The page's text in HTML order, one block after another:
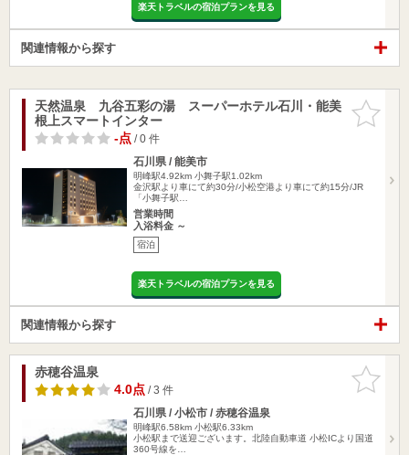
楽天トラベルの宿泊プランを見る
関連情報から探す
お気に入
りに追加
天然温泉 九谷五彩の湯 スーパーホテル石川・能美
根上スマートインター
-点/ 0 件
石川県 / 能美市
明峰駅4.92km 小舞子駅1.02km
金沢駅より車にて約30分/小松空港より車にて約15分/JR
「小舞子駅…
営業時間
入浴料金 ～
宿泊
楽天トラベルの宿泊プランを見る
関連情報から探す
お気に入
りに追加
赤穂谷温泉
4.0点/ 3 件
石川県 / 小松市 / 赤穂谷温泉
明峰駅6.58km 小松駅6.33km
小松駅まで送迎ございます。北陸自動車道 小松ICより国道
360号線を…